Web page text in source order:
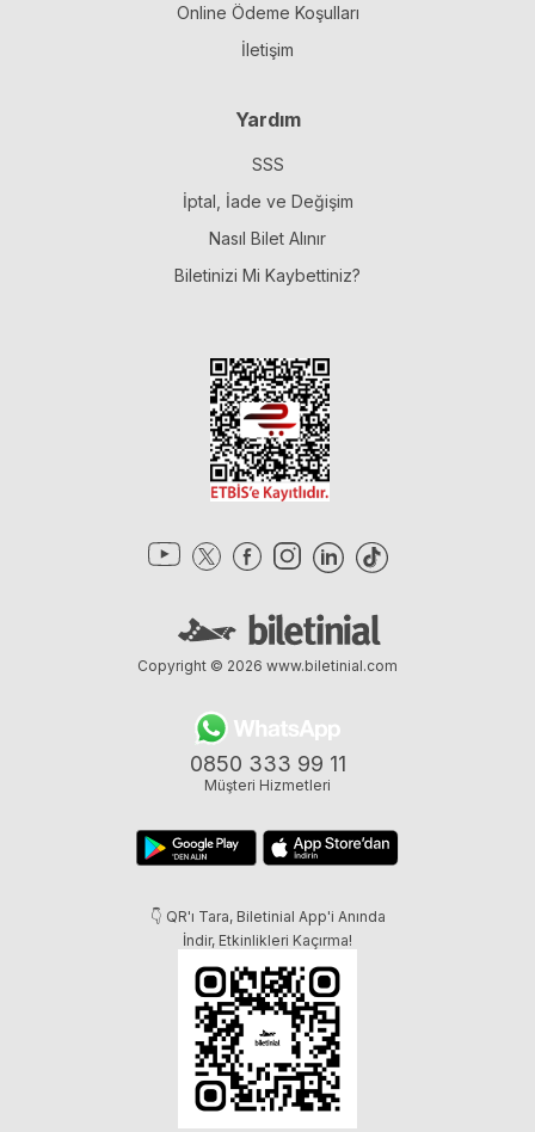
Online Ödeme Koşulları
İletişim
Yardım
SSS
İptal, İade ve Değişim
Nasıl Bilet Alınır
Biletinizi Mi Kaybettiniz?
0850 333 99 11
Müşteri Hizmetleri
👇 QR'ı Tara, Biletinial App'i Anında
İndir, Etkinlikleri Kaçırma!
Copyright © 2026 www.biletinial.com